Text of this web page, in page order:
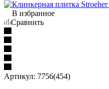
В избранное
Сравнить
Артикул: 7756(454)